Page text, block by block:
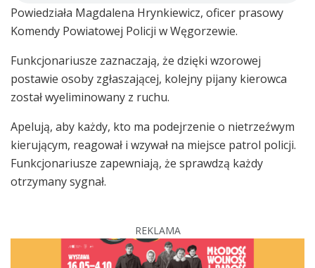
Powiedziała Magdalena Hrynkiewicz, oficer prasowy
Komendy Powiatowej Policji w Węgorzewie.
Funkcjonariusze zaznaczają, że dzięki wzorowej
postawie osoby zgłaszającej, kolejny pijany kierowca
został wyeliminowany z ruchu.
Apelują, aby każdy, kto ma podejrzenie o nietrzeźwym
kierującym, reagował i wzywał na miejsce patrol policji.
Funkcjonariusze zapewniają, że sprawdzą każdy
otrzymany sygnał.
REKLAMA